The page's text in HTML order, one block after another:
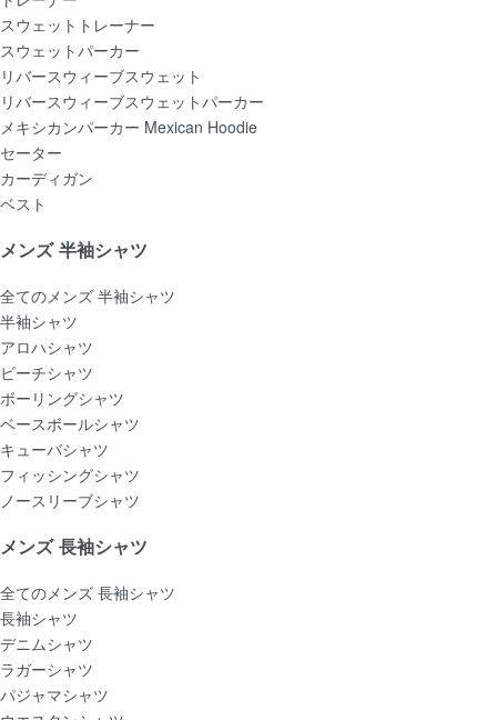
スウェットトレーナー
スウェットパーカー
リバースウィーブスウェット
リバースウィーブスウェットパーカー
メキシカンパーカー Mexican Hoodie
セーター
カーディガン
ベスト
メンズ 半袖シャツ
全てのメンズ 半袖シャツ
半袖シャツ
アロハシャツ
ビーチシャツ
ボーリングシャツ
ベースボールシャツ
キューバシャツ
フィッシングシャツ
ノースリーブシャツ
メンズ 長袖シャツ
全てのメンズ 長袖シャツ
長袖シャツ
デニムシャツ
ラガーシャツ
パジャマシャツ